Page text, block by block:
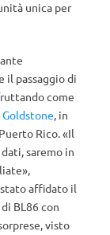
unica per
il passaggio di
come
Goldstone, in
Rico. «Il
saremo in
stato affidato il
BL86 con
visto